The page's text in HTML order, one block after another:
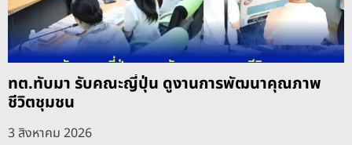
ทต.ทับมา รับคณะญี่ปุ่น ดูงานการพัฒนาคุณภาพ
ชีวิตชุมชน
3 สิงหาคม 2026